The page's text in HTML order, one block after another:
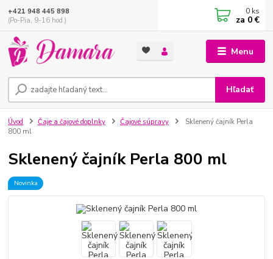
Menu
Hľadať
+421 948 445 898
(Po-Pia, 9-16 hod.)
0 ks
za 0 €
Úvod Čaje a čajové doplnky Čajové súpravy
Sklenený čajník Perla
800 ml
Sklenený čajník Perla 800 ml
Novinka